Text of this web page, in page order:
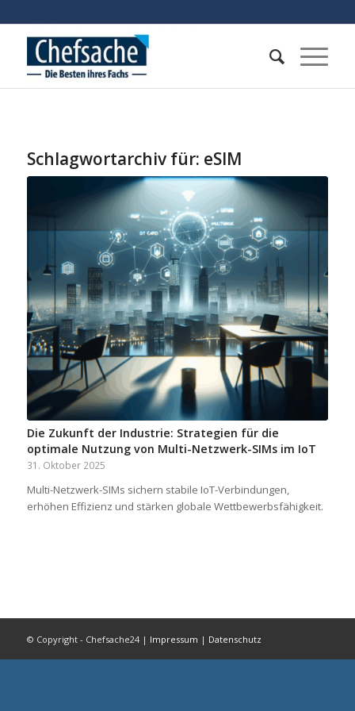
Schlagwortarchiv für: eSIM
Die Zukunft der Industrie: Strategien für die
optimale Nutzung von Multi-Netzwerk-SIMs im IoT
31. Oktober 2025
Multi-Netzwerk-SIMs sichern stabile IoT-Verbindungen,
erhöhen Effizienz und stärken globale Wettbewerbsfähigkeit.
© Copyright - Chefsache24 | Impressum | Datenschutz